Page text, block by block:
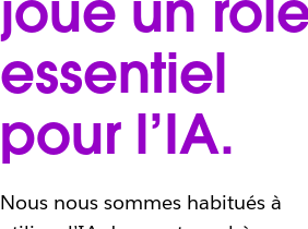
essentiel
pour l’IA.
Nous nous sommes habitués à